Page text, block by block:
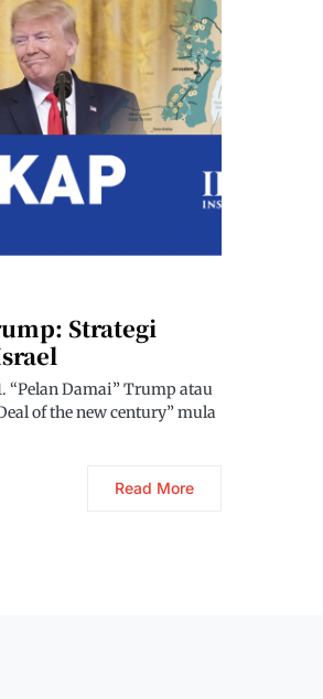
Strategi
“Pelan Damai” Trump atau
of the new century” mula
Read More